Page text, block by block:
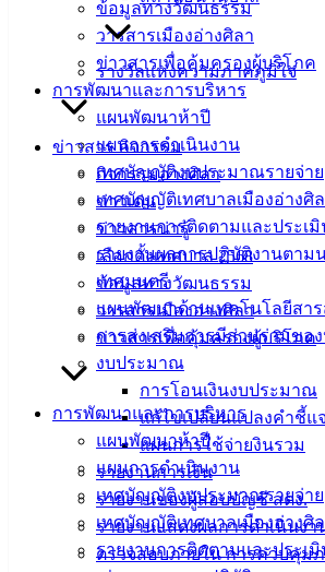
ข้อมูลทางวัฒนธรรม
วารสารเมืองอ่างศิลา
ข่าวสารเพื่อคุ้มครองผู้บริโภค
การพัฒนาและการบริหาร
แผนพัฒนาห้าปี
แผนการดำเนินงาน
เทศบัญญัติงบประมาณรายจ่าย
เทศบัญญัติเทศบาลเมืองอ่างศิ
รายงานการติดตามและประเมิ
รายงานผลการปฏิบัติงานตาม
เทศมนตรี
แผนพัฒนาด้านเทคโนโลยีสาร
การส่งเสริมการมีส่วนร่วมขอ
งบประมาณ
การโอนเงินงบประมาณ
แก้ไขเปลี่ยนแปลงคำชี้แ
แผนการใช้จ่ายงินรวม
รายงานการเงิน
รายงานของผู้สอบบัญชี สตง.
รายงานแสดงผลการดำเนินง
ตรวจสอบภายใน การควบคุม
รางวัลแห่งความภาคภูมิใจ
ข่าวสาร กิจกรรม
กิจกรรมอ่างศิลา
ข่าวเด่น
ข่าวสารน่ารู้
เลือกตั้งเทศบาล 2568
ข้อมูลทางวัฒนธรรม
วารสารเมืองอ่างศิลา
ข่าวสารเพื่อคุ้มครองผู้บริโภค
การพัฒนาและการบริหาร
แผนพัฒนาห้าปี
แผนการดำเนินงาน
เทศบัญญัติงบประมาณรายจ่าย
เทศบัญญัติเทศบาลเมืองอ่างศิ
รายงานการติดตามและประเ
ดาวน์โหลด
แบบ
ฟอร์ม,
เอกสาร
คู่มือ
สำหรับ
ประชาชน/
คู่มือการ
ปฏิบัติ
งาน
ข่าวสาร
น่ารู้
ศุนย์
ข้อมูล
ข่าวสาร
อิเล็กทรอนิกส์
ความรู้
(Knowledge
Management)